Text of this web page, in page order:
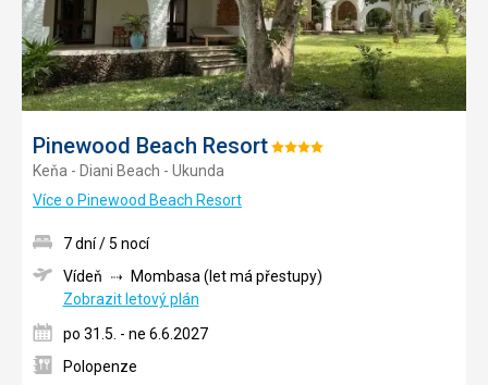
Pinewood Beach ResortHodnocení:
Keňa - Diani Beach - Ukunda
Více o Pinewood Beach Resort
7 dní / 5 nocí
Vídeň
Mombasa (let má přestupy)
Zobrazit letový plán
po 31.5. - ne 6.6.2027
Polopenze